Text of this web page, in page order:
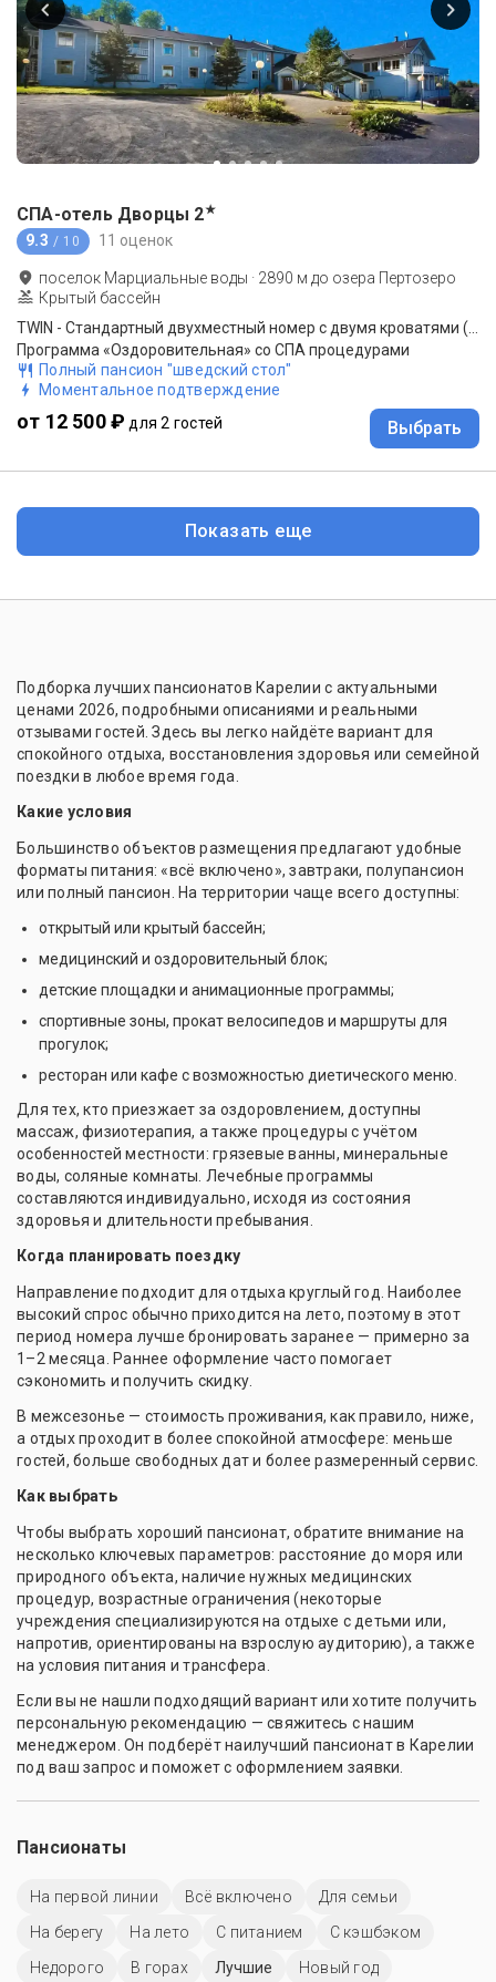
СПА-отель Дворцы 2★
9.3 / 10 11 оценок
поселок Марциальные воды · 2890 м до озера Пертозеро
Крытый бассейн
Программа «Оздоровительная» со СПА процедурами
Полный пансион "шведский стол"
Моментальное подтверждение
от 12 500 ₽ для 2 гостей Выбрать
Показать еще
Подборка лучших пансионатов Карелии с актуальными
ценами 2026, подробными описаниями и реальными
отзывами гостей. Здесь вы легко найдёте вариант для
спокойного отдыха, восстановления здоровья или семейной
поездки в любое время года.
Какие условия
Большинство объектов размещения предлагают удобные
форматы питания: «всё включено», завтраки, полупансион
или полный пансион. На территории чаще всего доступны:
открытый или крытый бассейн;
медицинский и оздоровительный блок;
детские площадки и анимационные программы;
спортивные зоны, прокат велосипедов и маршруты для
прогулок;
ресторан или кафе с возможностью диетического меню.
Для тех, кто приезжает за оздоровлением, доступны
массаж, физиотерапия, а также процедуры с учётом
особенностей местности: грязевые ванны, минеральные
воды, соляные комнаты. Лечебные программы
составляются индивидуально, исходя из состояния
здоровья и длительности пребывания.
Когда планировать поездку
Направление подходит для отдыха круглый год. Наиболее
высокий спрос обычно приходится на лето, поэтому в этот
период номера лучше бронировать заранее — примерно за
1–2 месяца. Раннее оформление часто помогает
сэкономить и получить скидку.
В межсезонье — стоимость проживания, как правило, ниже,
а отдых проходит в более спокойной атмосфере: меньше
гостей, больше свободных дат и более размеренный сервис.
Как выбрать
Чтобы выбрать хороший пансионат, обратите внимание на
несколько ключевых параметров: расстояние до моря или
природного объекта, наличие нужных медицинских
процедур, возрастные ограничения (некоторые
учреждения специализируются на отдыхе с детьми или,
напротив, ориентированы на взрослую аудиторию), а также
на условия питания и трансфера.
Если вы не нашли подходящий вариант или хотите получить
персональную рекомендацию — свяжитесь с нашим
менеджером. Он подберёт наилучший пансионат в Карелии
под ваш запрос и поможет с оформлением заявки.
Пансионаты
На первой линии Всё включено
Для семьи
На берегу
На лето С питанием
С кэшбэком
Недорого
В горах Лучшие Новый год